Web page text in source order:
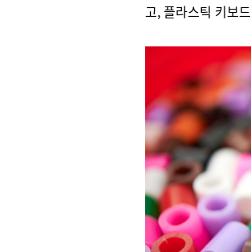
고, 플라스틱 키보